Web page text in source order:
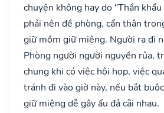
chuyện không hay do "Thần
phải nên đề phòng, cẩn thận
giữ mồm giữ miệng. Người ra đi
Phòng người người nguyền rủa,
chung khi có việc hội họp, việc
tránh đi vào giờ này, nếu bắt
giữ miệng dễ gây ẩu đả cãi nhau.